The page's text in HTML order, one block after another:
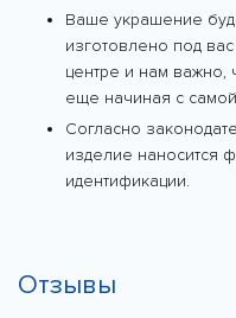
Ваше украшение
изготовлено под
центре и нам
еще начиная с
Согласно
изделие наносится
идентификации.
Отзывы